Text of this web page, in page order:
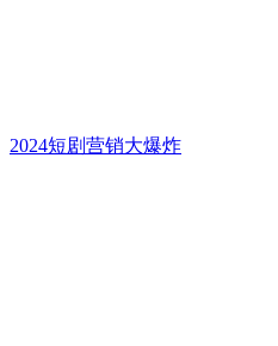
2024短剧营销大爆炸